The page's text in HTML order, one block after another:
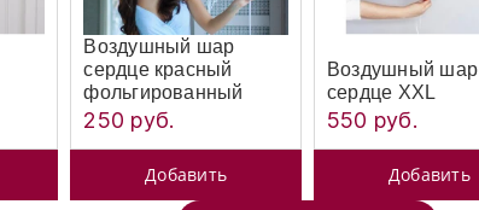
Воздушный шар
сердце красный
фольгированный
250 руб.
Добавить
Воздушный шар
сердце XXL
550 руб.
Добавить